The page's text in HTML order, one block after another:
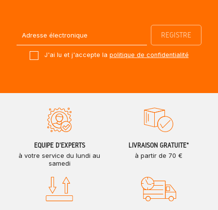
J'ai lu et j'accepte la politique de confidentialité
ÉQUIPE D'EXPERTS
à votre service du lundi au
samedi
LIVRAISON GRATUITE*
à partir de 70 €